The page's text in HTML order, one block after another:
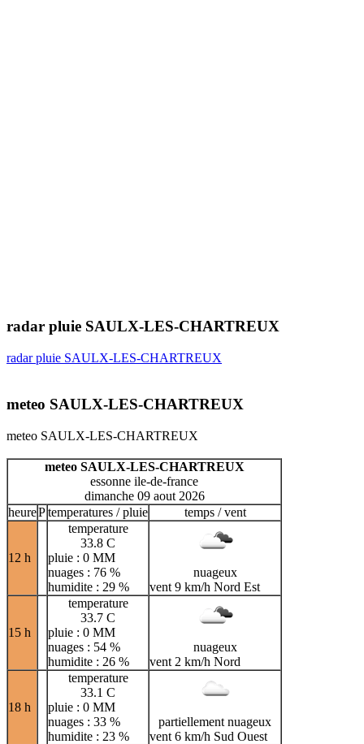
radar pluie SAULX-LES-CHARTREUX
radar pluie SAULX-LES-CHARTREUX
meteo SAULX-LES-CHARTREUX
meteo SAULX-LES-CHARTREUX
meteo SAULX-LES-CHARTREUX
essonne ile-de-france
dimanche 09 aout 2026
heurePtemperatures / pluie temps / vent
12 h
temperature
33.8 C
pluie : 0 MM
nuages : 76 %
humidite : 29 %
nuageux
vent 9 km/h Nord Est
15 h
temperature
33.7 C
pluie : 0 MM
nuages : 54 %
humidite : 26 %
nuageux
vent 2 km/h Nord
18 h
temperature
33.1 C
pluie : 0 MM
nuages : 33 %
humidite : 23 %
partiellement nuageux
vent 6 km/h Sud Ouest